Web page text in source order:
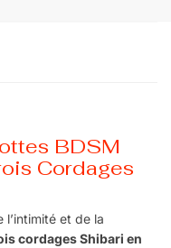
BDSM
Cordages
l’intimité et de la
cordages Shibari en